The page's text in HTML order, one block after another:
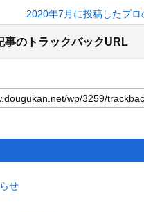
2020年7月に投稿したプ
事のトラックバックURL
せ